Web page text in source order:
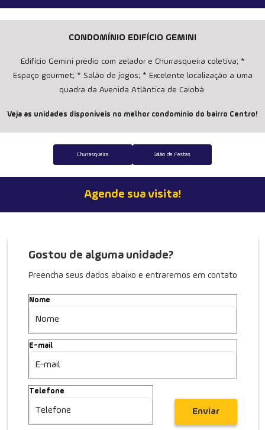
CONDOMÍNIO EDIFÍCIO GEMINI
Edifício Gemini prédio com zelador e Churrasqueira coletiva; *
Espaço gourmet; * Salão de jogos; * Excelente localização a uma
quadra da Avenida Atlântica de Caiobá.
Veja as unidades disponíveis no melhor condomínio do bairro Centro!
Churrasqueira Salão de Festas
Agende sua visita!
Gostou de alguma unidade?
Preencha seus dados abaixo e entraremos em contato
Nome
E-mail
Telefone
Enviar